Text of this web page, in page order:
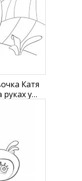
Катя
руках у